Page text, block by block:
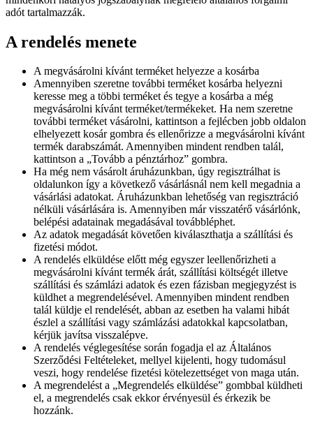
adót tartalmazzák.
A rendelés menete
A megvásárolni kívánt terméket helyezze a kosárba
Amennyiben szeretne további terméket kosárba helyezni
keresse meg a többi terméket és tegye a kosárba a még
megvásárolni kívánt terméket/termékeket. Ha nem szeretne
további terméket vásárolni, kattintson a fejlécben jobb oldalon
elhelyezett kosár gombra és ellenőrizze a megvásárolni kívánt
termék darabszámát. Amennyiben mindent rendben talál,
kattintson a „Tovább a pénztárhoz” gombra.
Ha még nem vásárolt áruházunkban, úgy regisztrálhat is
oldalunkon így a következő vásárlásnál nem kell megadnia a
vásárlási adatokat. Áruházunkban lehetőség van regisztráció
nélküli vásárlására is. Amennyiben már visszatérő vásárlónk,
belépési adatainak megadásával továbbléphet.
Az adatok megadását követően kiválaszthatja a szállítási és
fizetési módot.
A rendelés elküldése előtt még egyszer leellenőrizheti a
megvásárolni kívánt termék árát, szállítási költségét illetve
szállítási és számlázi adatok és ezen fázisban megjegyzést is
küldhet a megrendelésével. Amennyiben mindent rendben
talál küldje el rendelését, abban az esetben ha valami hibát
észlel a szállítási vagy számlázási adatokkal kapcsolatban,
kérjük javítsa visszalépve.
A rendelés véglegesítése során fogadja el az Általános
Szerződési Feltételeket, mellyel kijelenti, hogy tudomásul
veszi, hogy rendelése fizetési kötelezettséget von maga után.
A megrendelést a „Megrendelés elküldése” gombbal küldheti
el, a megrendelés csak ekkor érvényesül és érkezik be
hozzánk.